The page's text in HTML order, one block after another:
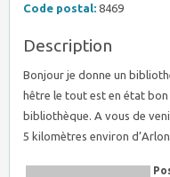
Code postal: 8469
Description
Bonjour je donne un
hêtre le tout est en état bon
bibliothèque. A vous de
5 kilomètres environ d’Arlon